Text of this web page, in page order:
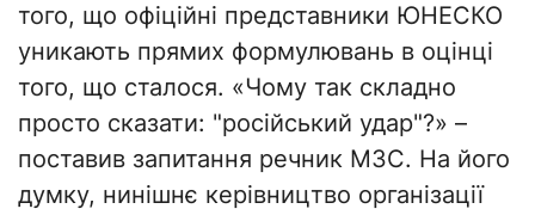
того, що офіційні представники ЮНЕСКО
уникають прямих формулювань в оцінці
того, що сталося. «Чому так складно
просто сказати: "російський удар"?» –
поставив запитання речник МЗС. На його
думку, нинішнє керівництво організації